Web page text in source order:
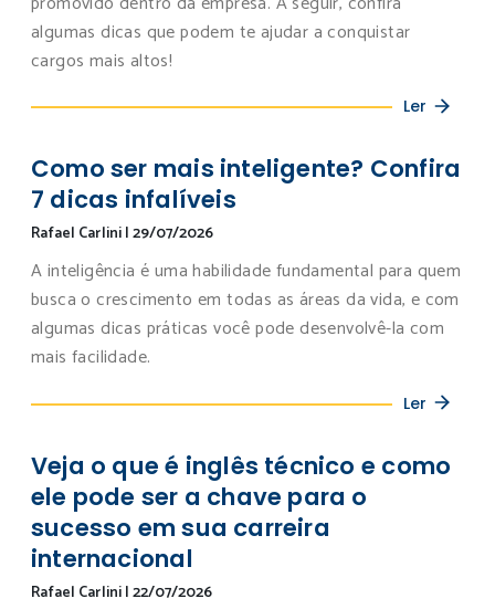
algumas dicas que podem te ajudar a conquistar
cargos mais altos!
Ler
Como ser mais inteligente? Confira
7 dicas infalíveis
Rafael Carlini|29/07/2026
A inteligência é uma habilidade fundamental para quem
busca o crescimento em todas as áreas da vida, e com
algumas dicas práticas você pode desenvolvê-la com
mais facilidade.
Ler
Veja o que é inglês técnico e como
ele pode ser a chave para o
sucesso em sua carreira
internacional
Rafael Carlini|22/07/2026